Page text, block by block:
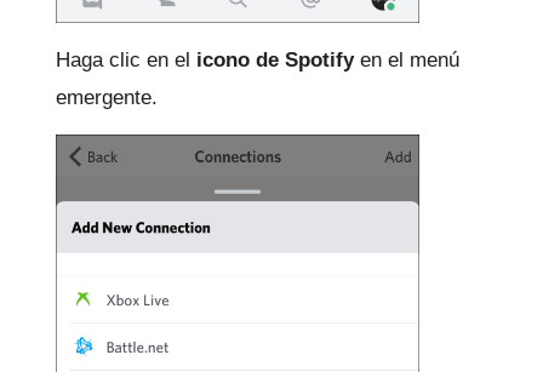
Haga clic en el icono de Spotifyen el menú
emergente.